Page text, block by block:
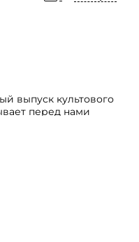
выпуск культового
перед нами